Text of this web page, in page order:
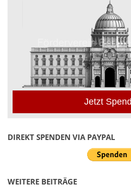
Jetzt
DIREKT SPENDEN VIA PAYPAL
WEITERE BEITRÄGE